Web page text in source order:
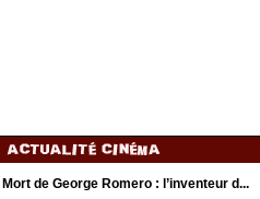
Mort de George Romero : l’inventeur d...